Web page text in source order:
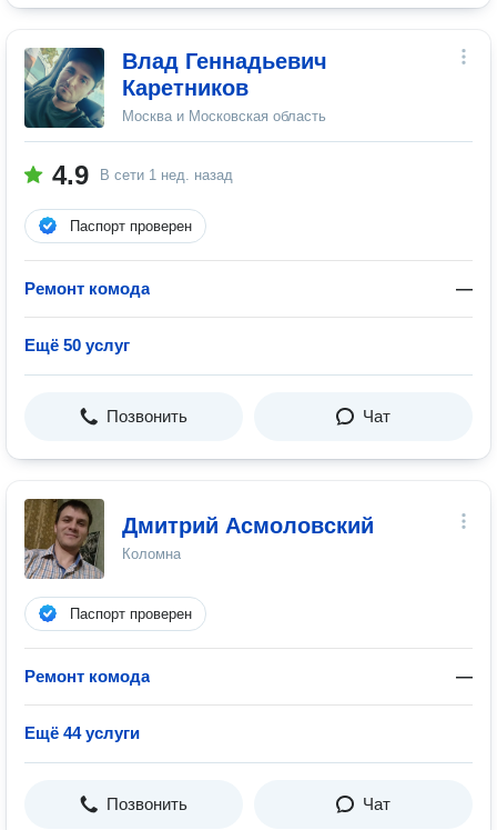
Влад Геннадьевич
Каретников
Москва и Московская область
4.9 В сети 1 нед. назад
Паспорт проверен
Ремонт комода —
Ещё 50 услуг
Позвонить Чат
Дмитрий Асмоловский
Коломна
Паспорт проверен
Ремонт комода —
Ещё 44 услуги
Позвонить Чат